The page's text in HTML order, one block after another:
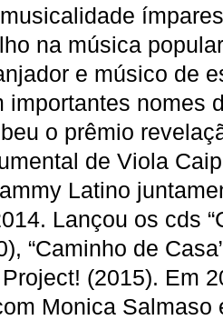
na música
e músico de
importantes nomes
o prêmio
de Viola
Latino
Lançou os cds
“Caminho de
(2015). Em
Monica Salmaso